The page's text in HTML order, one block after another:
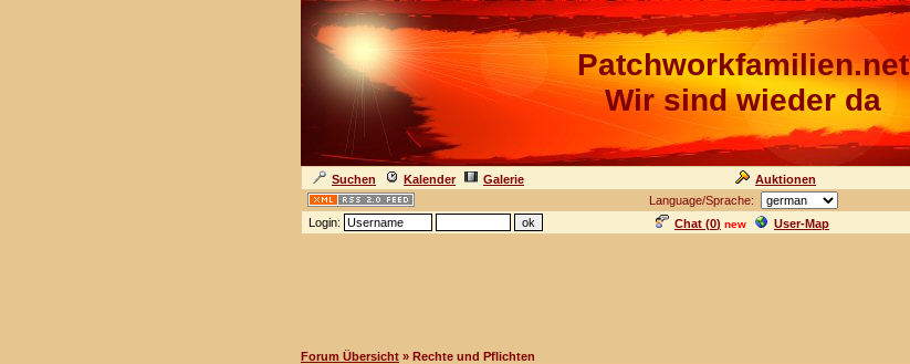
Patchworkfamilien.net
Wir sind wieder da
Suchen Kalender Galerie Auktionen
Language/Sprache:
Login:
Chat (0) new User-Map
Forum Übersicht » Rechte und Pflichten